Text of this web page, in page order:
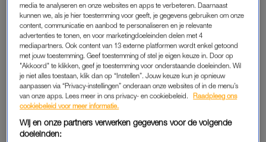
De slachtoffers horen bij een gezin van veertien mensen dat
woont in de Monseigneur Bekkerslaan. Hun huis bestaat uit
twee met elkaar verbonden woningen. Dat meldt een
woordvoerder van de veiligheidsregio Gelderland-Midden. Het
zou gaan om asielzoekers.
ANDERE KINDEREN MEDISCH IN ORDE
De elf anderen zijn allemaal kinderen uit het gezin, van wie een
aantal al volwassen is. Het ambulancepersoneel heeft bij deze
media te analyseren en onze websites en apps te verbeteren. Daarnaast
kunnen we, als je hier toestemming voor geeft, je gegevens gebruiken om onze
content, communicatie en aanbod te personaliseren en je relevante
advertenties te tonen, en voor marketingdoeleinden delen met 4
mediapartners. Ook content van 13 externe platformen wordt enkel getoond
met jouw toestemming. Geef toestemming of stel je eigen keuze in. Door op
"Akkoord" te klikken, geef je toestemming voor onderstaande doeleinden. Wil
je niet alles toestaan, klik dan op “Instellen”. Jouw keuze kun je opnieuw
aanpassen via “Privacy-instellingen” onderaan onze websites of in de menu’s
van onze apps. Lees meer in ons privacy- en cookiebeleid.
Raadpleeg ons
cookiebeleid voor meer informatie.
Wij en onze partners verwerken gegevens voor de volgende
doeleinden: